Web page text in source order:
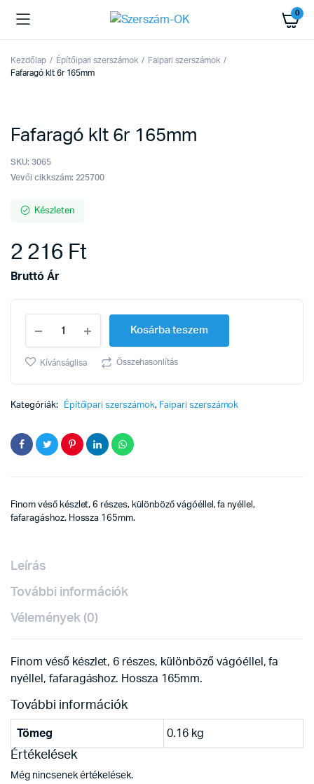
0
Kezdőlap Építőipari szerszámok
Faipari szerszámok
Fafaragó klt 6r 165mm
Fafaragó klt 6r 165mm
SKU: 3065
Vevői cikkszám: 225700
Készleten
2 216 Ft
Bruttó Ár
6r
165mm
Kosárba teszem
Kívánságlisa Összehasonlítás
Kategóriák: Építőipari szerszámok, Faipari szerszámok
Finom véső készlet, 6 részes, különböző vágóéllel, fa nyéllel,
fafaragáshoz. Hossza 165mm.
Leírás
További információk
Vélemények (0)
Finom véső készlet, 6 részes, különböző vágóéllel, fa
nyéllel, fafaragáshoz. Hossza 165mm.
További információk
Tömeg 0.16 kg
Értékelések
Még nincsenek értékelések.